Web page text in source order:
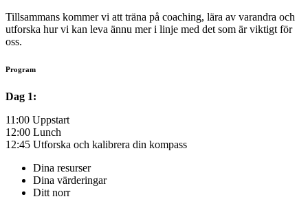
Tillsammans kommer vi att träna på coaching, lära av varandra och
utforska hur vi kan leva ännu mer i linje med det som är viktigt för
oss.
Program
Dag 1:
11:00 Uppstart
12:00 Lunch
12:45 Utforska och kalibrera din kompass
Dina resurser
Dina värderingar
Ditt norr